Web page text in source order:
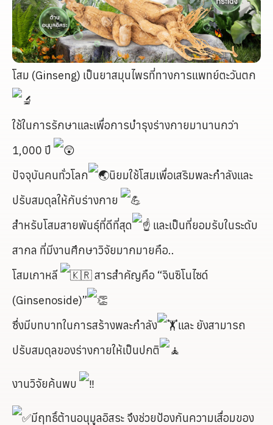
โสม (Ginseng) เป็นยาสมุนไพรที่ทางการแพทย์ตะวันตก
ใช้ในการรักษาและเพื่อการบำรุงร่างกายมานานกว่า
1,000 ปี
ปัจจุบันคนทั่วโลก
นิยมใช้โสมเพื่อเสริมพละกำลังและ
ปรับสมดุลให้กับร่างกาย
สำหรับโสมสายพันธุ์ที่ดีที่สุด
และเป็นที่ยอมรับในระดับ
สากล ที่มีงานศึกษาวิจัยมากมายคือ..
โสมเกาหลี
สารสำคัญคือ “จินซิโนไซด์
(Ginsenoside)”
ซึ่งมีบทบาทในการสร้างพละกำลัง
และ ยังสามารถ
ปรับสมดุลของร่างกายให้เป็นปกติ
งานวิจัยค้นพบ
มีฤทธิ์ต้านอนุมูลอิสระ จึงช่วยป้องกันความเสื่อมของ